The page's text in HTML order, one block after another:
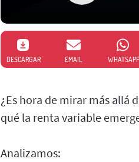
DESCARGAR EMAIL WHATSAPP
¿Es hora de mirar más allá
qué la renta variable
Analizamos: